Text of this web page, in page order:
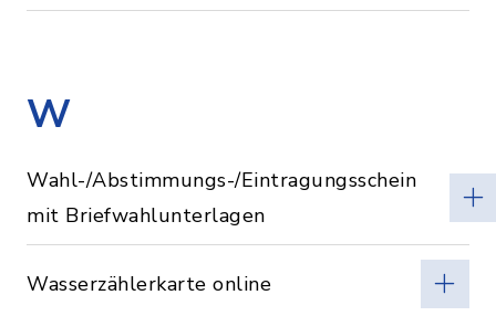
W
Wahl-/Abstimmungs-/Eintragungsschein
mit Briefwahlunterlagen
Wasserzählerkarte online